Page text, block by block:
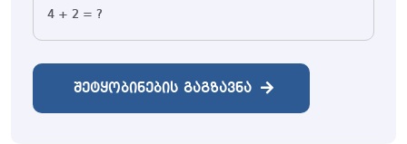
ᲨᲔᲢᲧᲝᲑᲘᲜᲔᲑᲘᲡ ᲒᲐᲒᲖᲐᲕᲜᲐ